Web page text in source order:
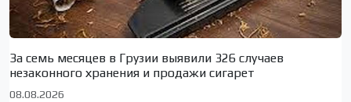
За семь месяцев в Грузии выявили 326 случаев
незаконного хранения и продажи сигарет
08.08.2026